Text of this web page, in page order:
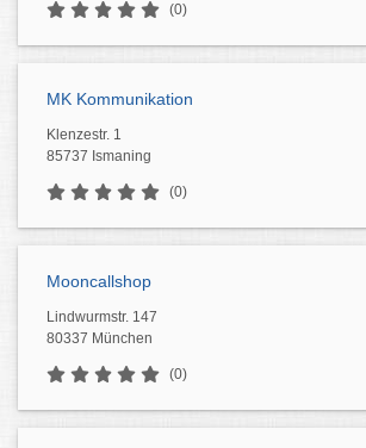
(0)
MK Kommunikation
Klenzestr. 1
85737 Ismaning
(0)
Mooncallshop
Lindwurmstr. 147
80337 München
(0)